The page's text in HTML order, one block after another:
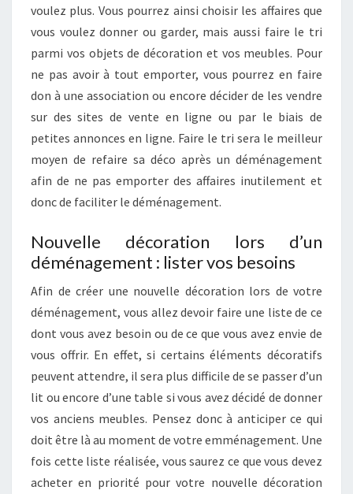
voulez plus. Vous pourrez ainsi choisir les affaires que
vous voulez donner ou garder, mais aussi faire le tri
parmi vos objets de décoration et vos meubles. Pour
ne pas avoir à tout emporter, vous pourrez en faire
don à une association ou encore décider de les vendre
sur des sites de vente en ligne ou par le biais de
petites annonces en ligne. Faire le tri sera le meilleur
moyen de refaire sa déco après un déménagement
afin de ne pas emporter des affaires inutilement et
donc de faciliter le déménagement.
Nouvelle décoration lors d’un
déménagement : lister vos besoins
Afin de créer une nouvelle décoration lors de votre
déménagement, vous allez devoir faire une liste de ce
dont vous avez besoin ou de ce que vous avez envie de
vous offrir. En effet, si certains éléments décoratifs
peuvent attendre, il sera plus difficile de se passer d’un
lit ou encore d’une table si vous avez décidé de donner
vos anciens meubles. Pensez donc à anticiper ce qui
doit être là au moment de votre emménagement. Une
fois cette liste réalisée, vous saurez ce que vous devez
acheter en priorité pour votre nouvelle décoration